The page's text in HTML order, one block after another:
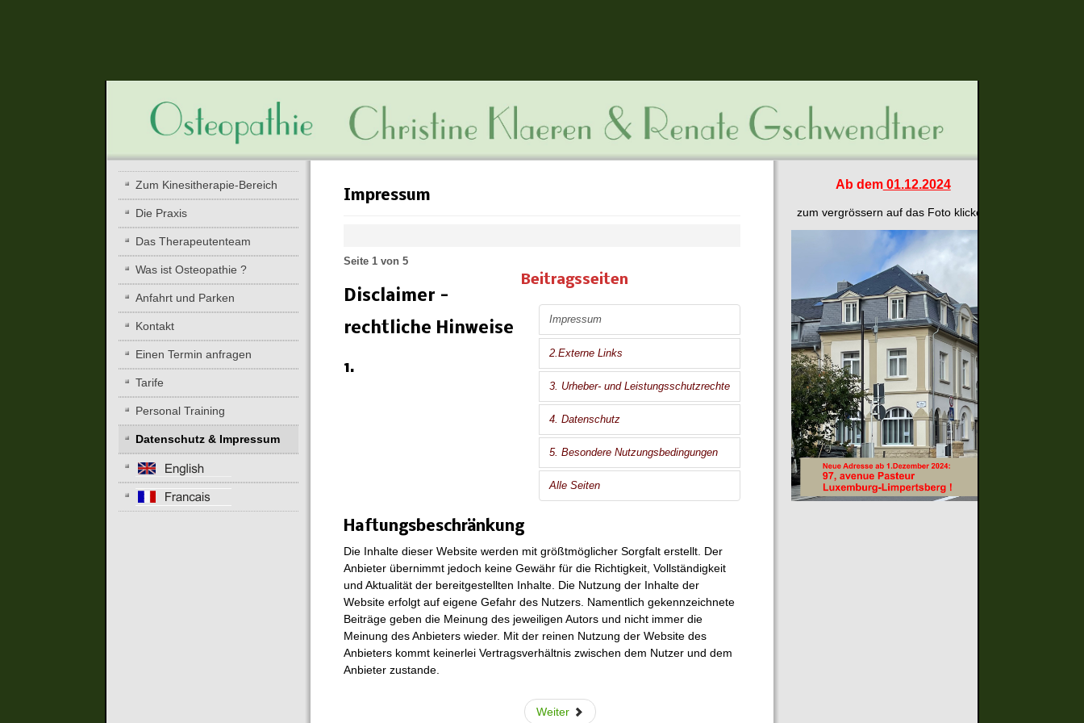
Impressum
Beitragsseiten
Impressum
2.Externe Links
3. Urheber- und Leistungsschutzrechte
4. Datenschutz
5. Besondere Nutzungsbedingungen
Alle Seiten
Seite 1 von 5
Disclaimer -
rechtliche Hinweise
1.
Haftungsbeschränkung
Die Inhalte dieser Website werden mit größtmöglicher Sorgfalt erstellt. Der
Anbieter übernimmt jedoch keine Gewähr für die Richtigkeit, Vollständigkeit
und Aktualität der bereitgestellten Inhalte. Die Nutzung der Inhalte der
Website erfolgt auf eigene Gefahr des Nutzers. Namentlich gekennzeichnete
Beiträge geben die Meinung des jeweiligen Autors und nicht immer die
Meinung des Anbieters wieder. Mit der reinen Nutzung der Website des
Anbieters kommt keinerlei Vertragsverhältnis zwischen dem Nutzer und dem
Anbieter zustande.
Weiter
Zum Kinesitherapie-Bereich
Die Praxis
Das Therapeutenteam
Was ist Osteopathie ?
Anfahrt und Parken
Kontakt
Einen Termin anfragen
Tarife
Personal Training
Datenschutz & Impressum
Ab dem01.12.2024
zum vergrössern auf das Foto klicken